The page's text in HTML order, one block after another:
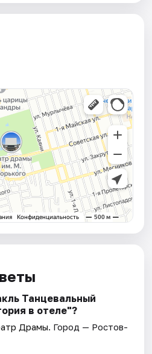
Танцевальный
в отеле"?
Драмы. Город — Ростов-